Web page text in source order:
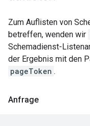
Zum Auflisten von
betreffen, wenden wir
Schemadienst-
der Ergebnis mit den
pageToken .
Anfrage